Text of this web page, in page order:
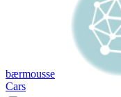
bærmousse
Cars